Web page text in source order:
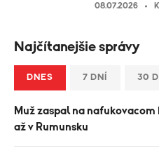
08.07.2026
Najčítanejšie správy
DNES 7 DNÍ 30
Muž zaspal na
až v Rumunsku